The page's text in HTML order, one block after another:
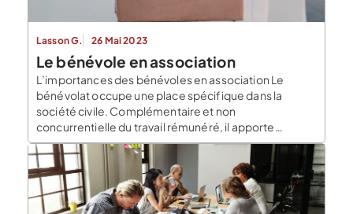
Lasson G. 26 Mai 2023
Le bénévole en association
L’importances des bénévoles en association Le
bénévolat occupe une place spécifique dans la
société civile. Complémentaire et non
concurrentielle du travail rémunéré, il apporte
notamment une grande contribution dans le monde
associatif. En effet, pour accomplir certaines de leurs
missions, les associations peuvent compter sur le
soutien de nombreux bénévoles. Ainsi, en France, on
compte […]